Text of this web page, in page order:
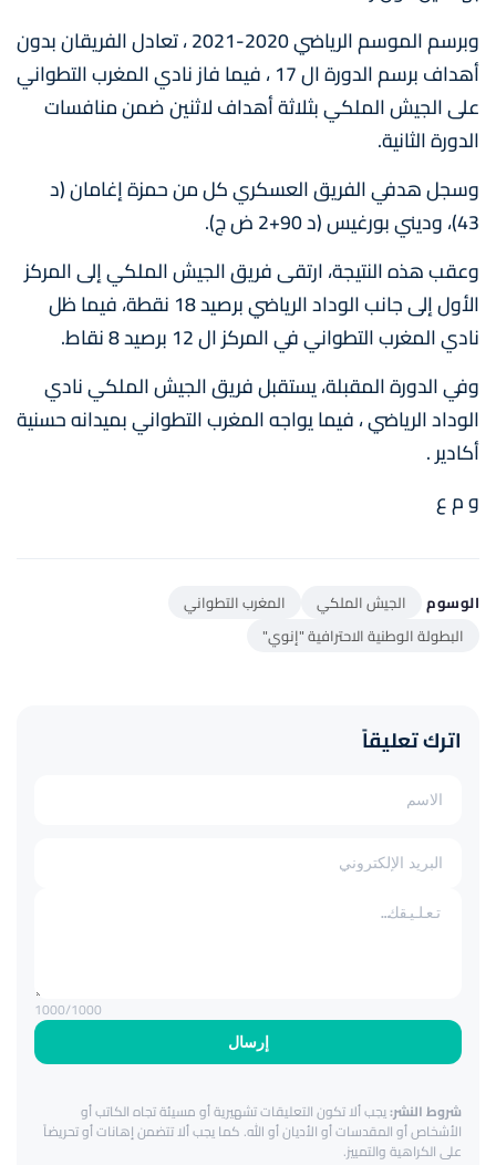
وبرسم الموسم الرياضي 2020-2021 ، تعادل الفريقان بدون
أهداف برسم الدورة ال 17 ، فيما فاز نادي المغرب التطواني
على الجيش الملكي بثلاثة أهداف لاثنين ضمن منافسات
الدورة الثانية.
وسجل هدفي الفريق العسكري كل من حمزة إغامان (د
43)، وديني بورغيس (د 90+2 ض ج).
وعقب هذه النتيجة، ارتقى فريق الجيش الملكي إلى المركز
الأول إلى جانب الوداد الرياضي برصيد 18 نقطة، فيما ظل
نادي المغرب التطواني في المركز ال 12 برصيد 8 نقاط.
وفي الدورة المقبلة، يستقبل فريق الجيش الملكي نادي
الوداد الرياضي ، فيما يواجه المغرب التطواني بميدانه حسنية
أكادير .
و م ع
الوسوم الجيش الملكي
المغرب التطواني
البطولة الوطنية الاحترافية "إنوي"
اترك تعليقاً
إرسال
1000/1000
شروط النشر:يجب ألا تكون التعليقات تشهيرية أو مسيئة تجاه الكاتب أو
الأشخاص أو المقدسات أو الأديان أو الله. كما يجب ألا تتضمن إهانات أو تحريضاً
على الكراهية والتمييز.